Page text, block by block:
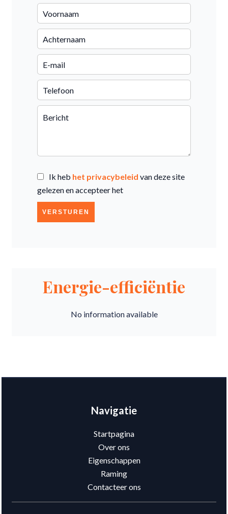
Ik heb het privacybeleid van deze site
gelezen en accepteer het
VERSTUREN
Energie-efficiëntie
No information available
Navigatie
Startpagina
Over ons
Eigenschappen
Raming
Contacteer ons